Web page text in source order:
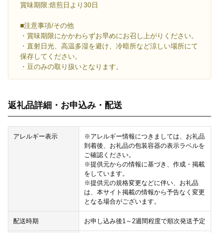
賞味期限:焙煎日より30日
■注意事項/その他
・賞味期限にかかわらずお早めにお召し上がりください。
・直射日光、高温多湿を避け、冷暗所など涼しい場所にて
保存してください。
・豆のみの取り扱いとなります。
返礼品詳細・お申込み・配送
アレルギー表示
※アレルギー情報につきましては、お礼品
到着後、お礼品の包装容器の表示ラベルを
ご確認ください。
※提供元からの情報に基づき、作成・掲載
をしています。
※提供元の規格変更などに伴い、お礼品
は、本サイト掲載の情報から予告なく変更
となる場合がございます。
配送時期 お申し込み後1～2週間程度で順次発送予定